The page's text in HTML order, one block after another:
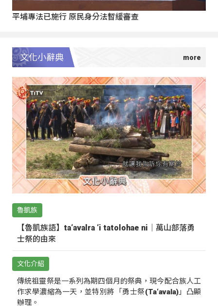
平埔專法已施行 原民身分法暫緩審查
文化小辭典
魯凱族
【魯凱族語】ta‘avalra ‘i tatolohae ni｜萬山部落勇
士祭的由來
文化介紹
傳統祖靈祭是一系列為期四個月的祭典，現今配合族人工
作求學濃縮為一天，並特別將「勇士祭(Ta‘avala)」凸顯
辦理。